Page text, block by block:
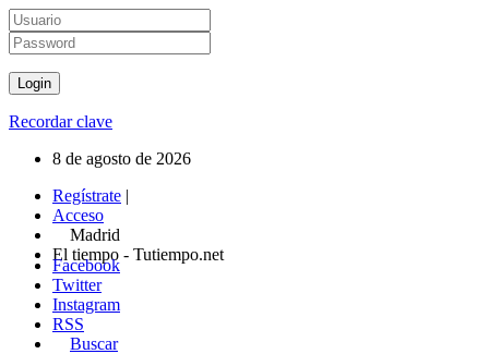
Recordar clave
8 de agosto de 2026
Regístrate |
Acceso
Madrid
El tiempo - Tutiempo.net
Facebook
Twitter
Instagram
RSS
Buscar